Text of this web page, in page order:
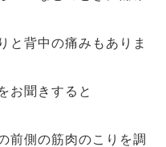
と背中の痛みもありま
お聞きすると
前側の筋肉のこりを調